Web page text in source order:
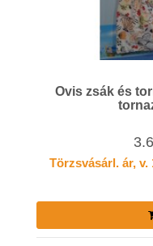
Ovis zsák és
Törzsvásárl. ár, v.